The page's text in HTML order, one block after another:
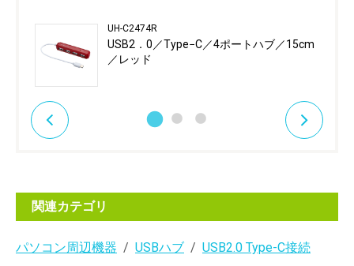
UH-C2474R
USB2．0／Type−C／4ポートハブ／15cm
／レッド
関連カテゴリ
パソコン周辺機器 USBハブ USB2.0 Type-C接続